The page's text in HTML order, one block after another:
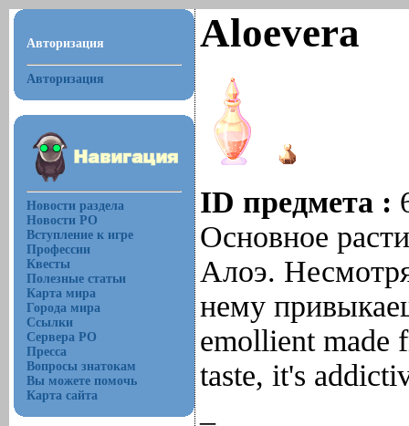
Авторизация
Авторизация
Новости раздела
Новости РО
Вступление к игре
Профессии
Квесты
Полезные статьи
Карта мира
Города мира
Ссылки
Сервера РО
Пресса
Вопросы знатокам
Вы можете помочь
Карта сайта
Aloevera
ID предмета :
Основное
Алоэ.
нему
emollient made
taste, it's